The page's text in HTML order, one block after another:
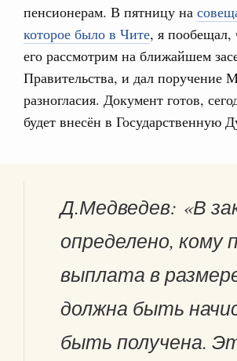
пенсионерам. В пятницу на
которое было в Чите, я
его рассмотрим на ближайшем
Правительства, и дал поручение
разногласия. Документ готов,
будет внесён в Государственную
Д.Медведев: «В
определено, кому
выплата в
должна быть
быть получена.
30 июля, четверг
(2026 год,
федеральных законов, бюджетные
(2026 год,
федеральных законов
16 июля, четверг
(2026 год,
федеральных законов, бюджетные